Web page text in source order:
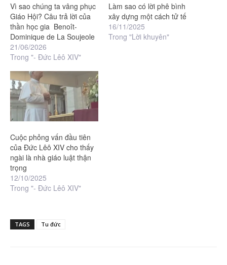
Vì sao chúng ta vâng phục
Giáo Hội? Câu trả lời của
thần học gia Benoît-
Dominique de La Soujeole
21/06/2026
Trong "- Đức Lêô XIV"
Làm sao có lời phê bình
xây dựng một cách tử tế
16/11/2025
Trong "Lời khuyên"
Cuộc phỏng vấn đầu tiên
của Đức Lêô XIV cho thấy
ngài là nhà giáo luật thận
trọng
12/10/2025
Trong "- Đức Lêô XIV"
TAGS Tu đức